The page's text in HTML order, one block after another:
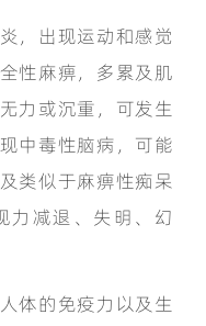
出现运动和感觉
性麻痹，多累及肌
力或沉重，可发生
中毒性脑病，可能
类似于麻痹性痴呆
力减退、失明、幻
的免疫力以及生